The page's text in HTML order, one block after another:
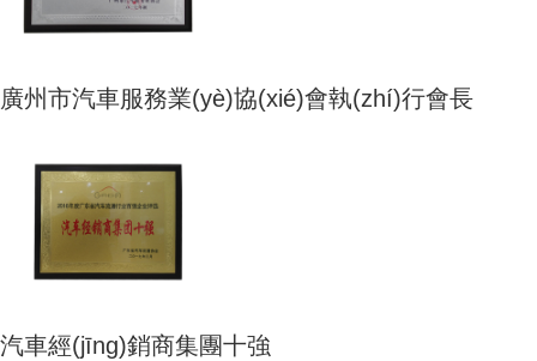
廣州市汽車服務業(yè)協(xié)會執(zhí)行會長
汽車經(jīng)銷商集團十強